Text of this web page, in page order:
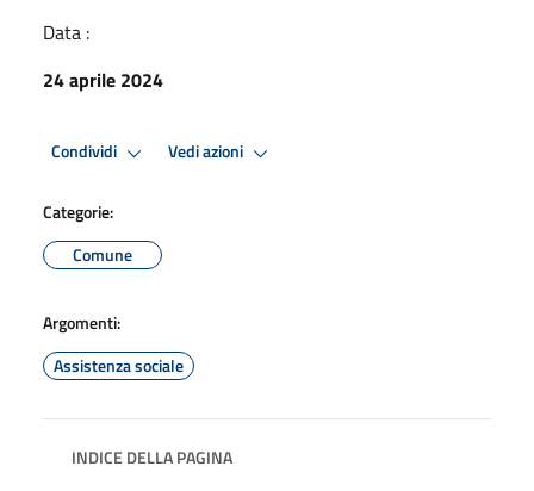
Data :
24 aprile 2024
Condividi Vedi azioni
Categorie:
Comune
Argomenti:
Assistenza sociale
INDICE DELLA PAGINA